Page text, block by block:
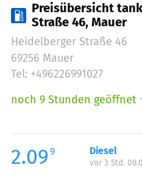
Preisübersicht
Straße 46, Mauer
Heidelberger Straße 46
69256 Mauer
Tel: +496226991027
noch 9 Stunden geöffnet
Mittwoch:
Donnerstag:
2.09 9 Diesel
vor 3 Std.